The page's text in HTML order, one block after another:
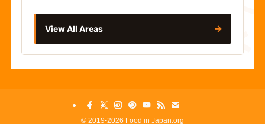
View All Areas →
© 2019-2026 Food in Japan.org